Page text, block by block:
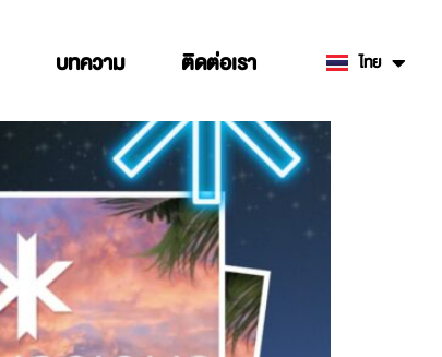
บทความ ติดต่อเรา ไทย
English